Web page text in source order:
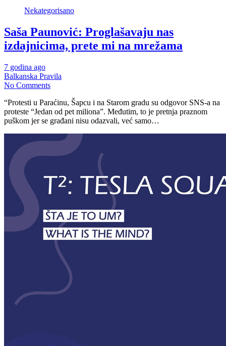
Nekategorisano
Saša Paunović: Proglašavaju nas
izdajnicima, prete mi na mrežama
7 godina ago
Balkanska Pravila
No Comments
“Protesti u Paraćinu, Šapcu i na Starom gradu su odgovor SNS-a na
proteste “Jedan od pet miliona”. Međutim, to je pretnja praznom
puškom jer se građani nisu odazvali, već samo…